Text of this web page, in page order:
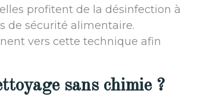
profitent de la désinfection à
de sécurité alimentaire.
vers cette technique afin
sans chimie ?